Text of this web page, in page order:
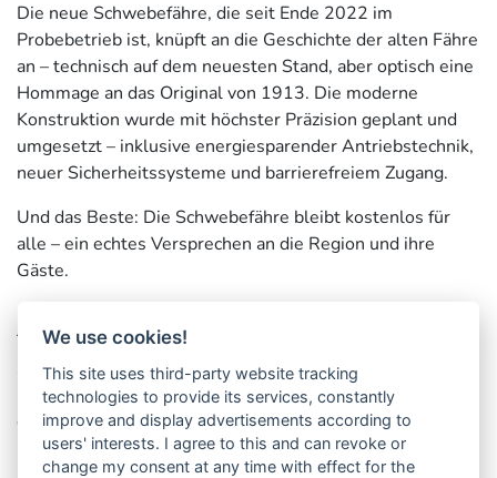
Die neue Schwebefähre, die seit Ende 2022 im
Probebetrieb ist, knüpft an die Geschichte der alten Fähre
an – technisch auf dem neuesten Stand, aber optisch eine
Hommage an das Original von 1913. Die moderne
Konstruktion wurde mit höchster Präzision geplant und
umgesetzt – inklusive energiesparender Antriebstechnik,
neuer Sicherheitssysteme und barrierefreiem Zugang.
Und das Beste: Die Schwebefähre bleibt kostenlos für
alle – ein echtes Versprechen an die Region und ihre
Gäste.
Tradition und Zukunft lieben, ist der Besuch der neuen
Schwebefähre ein echtes Highlight. Sie erzählt eine
Geschichte von Verlässlichkeit, Wandel und dem Stolz
einer Region, die sich nicht unterkriegen lässt.
We use cookies!
This site uses third-party website tracking
technologies to provide its services, constantly
improve and display advertisements according to
users' interests. I agree to this and can revoke or
change my consent at any time with effect for the